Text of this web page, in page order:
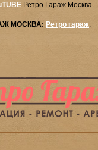
Ретро Гараж Москва
МОСКВА: Ретро гараж.